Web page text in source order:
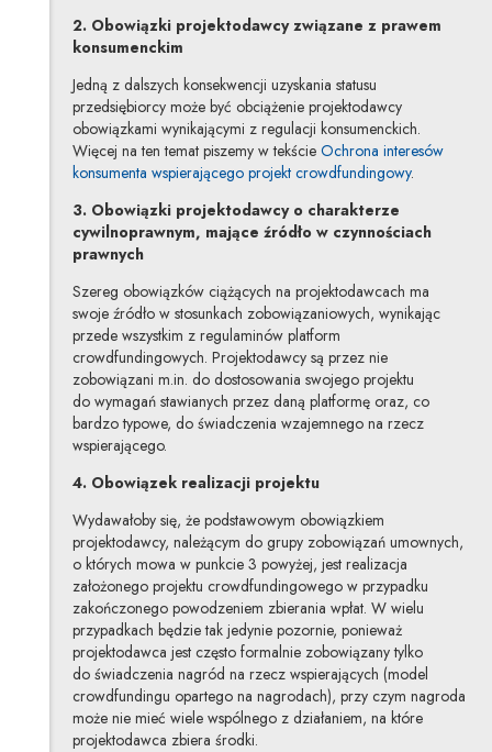
2. Obowiązki projektodawcy związane z prawem
konsumenckim
Jedną z dalszych konsekwencji uzyskania statusu
przedsiębiorcy może być obciążenie projektodawcy
obowiązkami wynikającymi z regulacji konsumenckich.
Więcej na ten temat piszemy w tekście Ochrona interesów
konsumenta wspierającego projekt crowdfundingowy.
3. Obowiązki projektodawcy o charakterze
cywilnoprawnym, mające źródło w czynnościach
prawnych
Szereg obowiązków ciążących na projektodawcach ma
swoje źródło w stosunkach zobowiązaniowych, wynikając
przede wszystkim z regulaminów platform
crowdfundingowych. Projektodawcy są przez nie
zobowiązani m.in. do dostosowania swojego projektu
do wymagań stawianych przez daną platformę oraz, co
bardzo typowe, do świadczenia wzajemnego na rzecz
wspierającego.
4. Obowiązek realizacji projektu
Wydawałoby się, że podstawowym obowiązkiem
projektodawcy, należącym do grupy zobowiązań umownych,
o których mowa w punkcie 3 powyżej, jest realizacja
założonego projektu crowdfundingowego w przypadku
zakończonego powodzeniem zbierania wpłat. W wielu
przypadkach będzie tak jedynie pozornie, ponieważ
projektodawca jest często formalnie zobowiązany tylko
do świadczenia nagród na rzecz wspierających (model
crowdfundingu opartego na nagrodach), przy czym nagroda
może nie mieć wiele wspólnego z działaniem, na które
projektodawca zbiera środki.